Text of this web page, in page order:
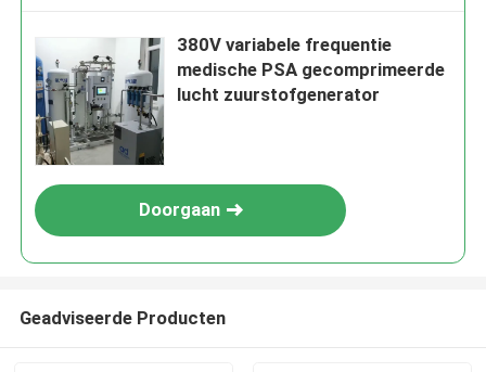
380V variabele frequentie
medische PSA gecomprimeerde
lucht zuurstofgenerator
Doorgaan
Geadviseerde Producten